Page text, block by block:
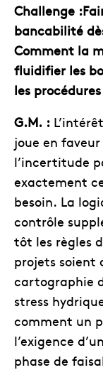
Challenge
bancabilité
Comment la
fluidifier les
les
G.M. :
joue en
l’incertitude
exactement
besoin. La
contrôle
tôt les règles
projets soient
cartographie
stress
comment un
l’exigence
phase de